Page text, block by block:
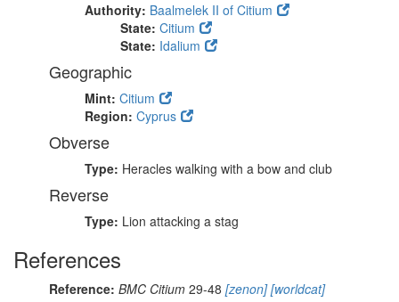
Authority: Baalmelek II of Citium
State: Citium
State: Idalium
Geographic
Mint: Citium
Region: Cyprus
Obverse
Type: Heracles walking with a bow and club
Reverse
Type: Lion attacking a stag
References
Reference: BMC Citium 29-48 [zenon][worldcat]